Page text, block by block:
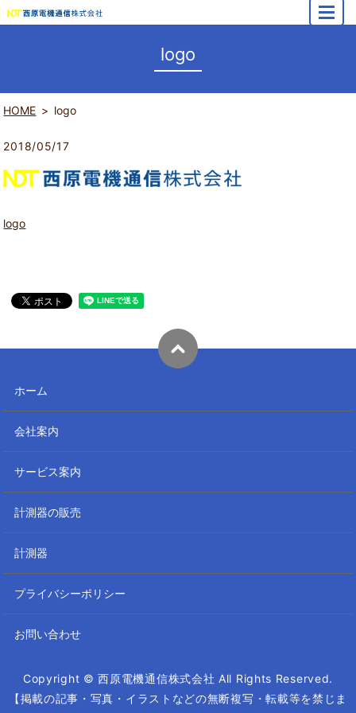
logo
HOME logo
2018/05/17
logo
ホーム
会社案内
サービス案内
計測器の販売
計測器
プライバシーポリシー
お問い合わせ
Copyright © 西原電機通信株式会社 All Rights Reserved.
【掲載の記事・写真・イラストなどの無断複写・転載等を禁じま